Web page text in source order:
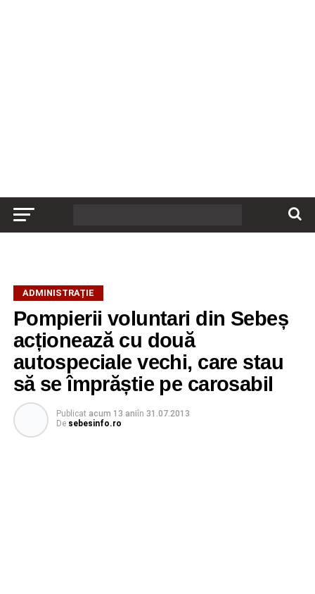
ADMINISTRAȚIE
Pompierii voluntari din Sebeș
acționează cu două
autospeciale vechi, care stau
să se împrăștie pe carosabil
Publicat acum 13 aniîn 31.07.2013
De sebesinfo.ro